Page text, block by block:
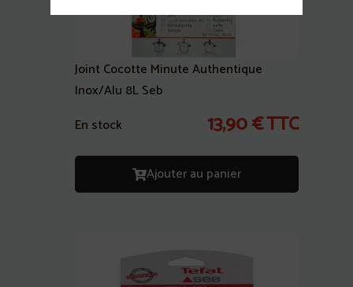
Joint Cocotte Minute Authentique
Inox/Alu 8L Seb
En stock
13,90€TTC
Ajouter au panier